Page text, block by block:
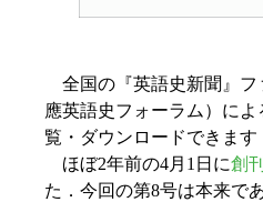
全国の『英語史新聞』フ
應英語史フォーラム）に
覧・ダウンロードできます
ほぼ2年前の4月1日に創
た．今回の第8号は本来で